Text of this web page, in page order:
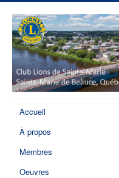
Accueil
À propos
Membres
Oeuvres